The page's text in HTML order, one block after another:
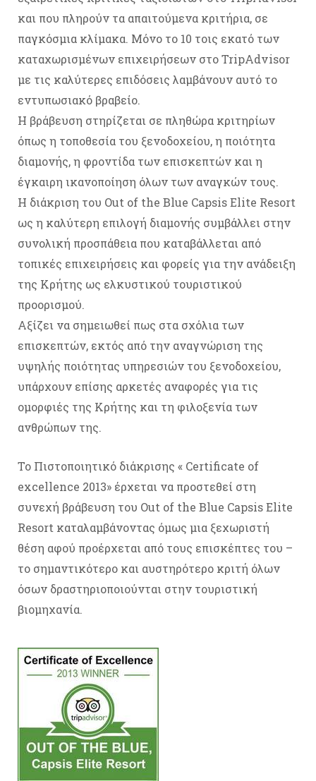
και που πληρούν τα απαιτούμενα κριτήρια, σε
παγκόσμια κλίμακα. Μόνο το 10 τοις εκατό των
καταχωρισμένων επιχειρήσεων στο TripAdvisor
με τις καλύτερες επιδόσεις λαμβάνουν αυτό το
εντυπωσιακό βραβείο.
Η βράβευση στηρίζεται σε πληθώρα κριτηρίων
όπως η τοποθεσία του ξενοδοχείου, η ποιότητα
διαμονής, η φροντίδα των επισκεπτών και η
έγκαιρη ικανοποίηση όλων των αναγκών τους.
Η διάκριση του Οut of the Blue Capsis Elite Resort
ως η καλύτερη επιλογή διαμονής συμβάλλει στην
συνολική προσπάθεια που καταβάλλεται από
τοπικές επιχειρήσεις και φορείς για την ανάδειξη
της Κρήτης ως ελκυστικού τουριστικού
προορισμού.
Αξίζει να σημειωθεί πως στα σχόλια των
επισκεπτών, εκτός από την αναγνώριση της
υψηλής ποιότητας υπηρεσιών του ξενοδοχείου,
υπάρχουν επίσης αρκετές αναφορές για τις
ομορφιές της Κρήτης και τη φιλοξενία των
ανθρώπων της.
Το Πιστοποιητικό διάκρισης « Certificate of
excellence 2013» έρχεται να προστεθεί στη
συνεχή βράβευση του Οut of the Blue Capsis Elite
Resort καταλαμβάνοντας όμως μια ξεχωριστή
θέση αφού προέρχεται από τους επισκέπτες του –
το σημαντικότερο και αυστηρότερο κριτή όλων
όσων δραστηριοποιούνται στην τουριστική
βιομηχανία.